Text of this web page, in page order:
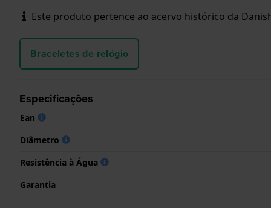
Este produto pertence ao acervo histórico da
Braceletes de relógio
Especificações
Ean
Diâmetro
Resistência à Água
Garantia